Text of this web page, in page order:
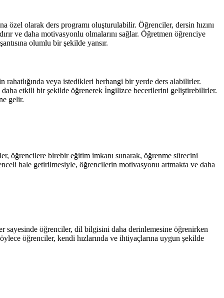
özel olarak ders programı oluşturulabilir. Öğrenciler, dersin hızını
ve daha motivasyonlu olmalarını sağlar. Öğretmen öğrenciye
olumlu bir şekilde yansır.
veya istedikleri herhangi bir yerde ders alabilirler.
etkili bir şekilde öğrenerek İngilizce becerilerini geliştirebilirler.
gelir.
öğrencilere birebir eğitim imkanı sunarak, öğrenme sürecini
hale getirilmesiyle, öğrencilerin motivasyonu artmakta ve daha
sayesinde öğrenciler, dil bilgisini daha derinlemesine öğrenirken
öğrenciler, kendi hızlarında ve ihtiyaçlarına uygun şekilde